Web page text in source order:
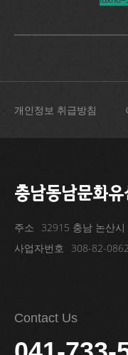
개인정보 취급방침
충남동남문화
주소 32915 충남 논산
사업자번호
308-82-
Contact Us